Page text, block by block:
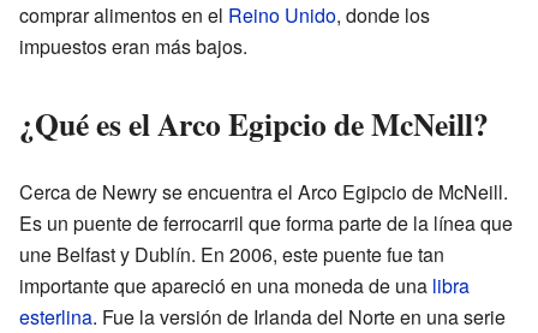
comprar alimentos en el Reino Unido, donde los
impuestos eran más bajos.
¿Qué es el Arco Egipcio de McNeill?
Cerca de Newry se encuentra el Arco Egipcio de McNeill.
Es un puente de ferrocarril que forma parte de la línea que
une Belfast y Dublín. En 2006, este puente fue tan
importante que apareció en una moneda de una libra
esterlina. Fue la versión de Irlanda del Norte en una serie